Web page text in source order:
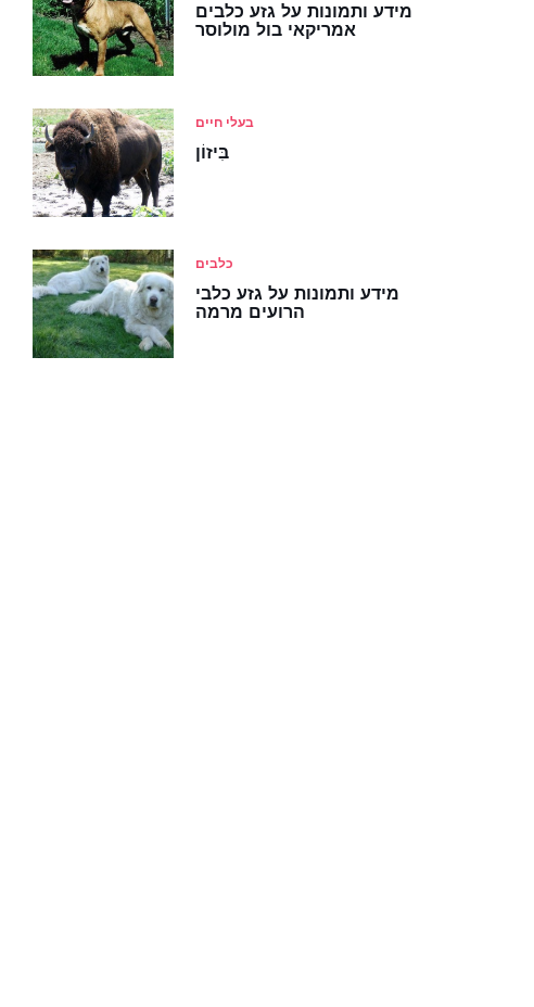
מידע ותמונות על גזע כלבים
אמריקאי בול מולוסר
בעלי חיים
בִּיזוֹן
כלבים
מידע ותמונות על גזע כלבי
הרועים מרמה